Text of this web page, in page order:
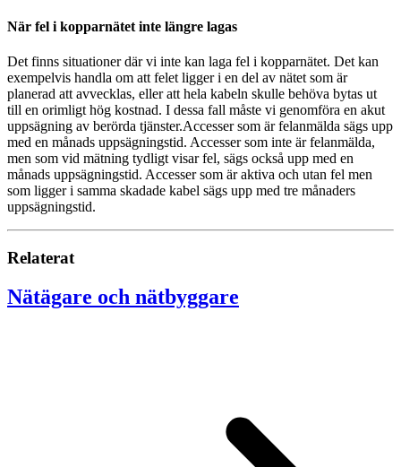
När fel i kopparnätet inte längre lagas
Det finns situationer där vi inte kan laga fel i kopparnätet. Det kan
exempelvis handla om att felet ligger i en del av nätet som är
planerad att avvecklas, eller att hela kabeln skulle behöva bytas ut
till en orimligt hög kostnad. I dessa fall måste vi genomföra en akut
uppsägning av berörda tjänster.Accesser som är felanmälda sägs upp
med en månads uppsägningstid. Accesser som inte är felanmälda,
men som vid mätning tydligt visar fel, sägs också upp med en
månads uppsägningstid. Accesser som är aktiva och utan fel men
som ligger i samma skadade kabel sägs upp med tre månaders
uppsägningstid.
Relaterat
Nätägare och nätbyggare